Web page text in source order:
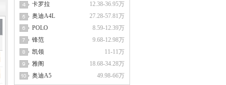
12.38-36.95万
卡罗拉
27.28-57.81万
奥迪A4L
8.59-12.39万
POLO
9.68-12.98万
锋范
11-11万
凯领
18.68-34.28万
雅阁
49.98-66万
奥迪A5